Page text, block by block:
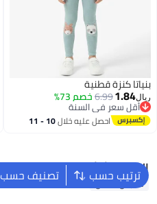
بنياتا كنزة قطنية
ريال1.84
6.99خصم 73%
أقل سعر في السنة
أقل سعر في السنة
احصل عليه خلال 10 - 11
ترتيب حسب تصنيف حسب البحث الشائع
ملابس اطفال